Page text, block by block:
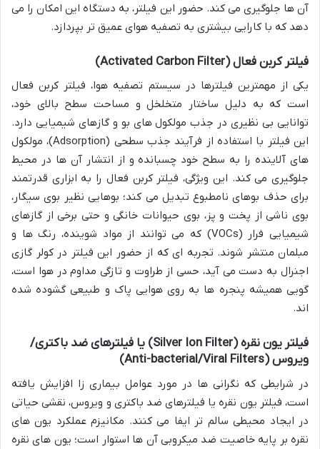
آن ها جلوگیری می کند. حضور این فیلتر، به دستگاه این امکان را می
دهد که با کارایی بیشتری به تصفیه هوای عمیق تر بپردازد.
فیلتر کربن فعال (Activated Carbon Filter)
یکی از مهمترین فیلترها در سیستم تصفیه هوا، فیلتر کربن فعال
است که به دلیل ساختار متخلخل و مساحت سطح بالای خود،
توانایی بی نظیری در جذب مولکول های بو و گازهای شیمیایی دارد.
این فیلتر با استفاده از فرآیند جذب سطحی (Adsorption)، مولکول
های آلاینده را به سطح خود چسبانده و از انتشار آن ها در محیط
جلوگیری می کند. این ویژگی، فیلتر کربن فعال را به ابزاری قدرتمند
برای حذف بوهای نامطبوع تبدیل می کند؛ بوهایی نظیر بوی سیگار،
بوی ناشی از پخت و پز، بوی حیوانات خانگی و حتی برخی از گازهای
شیمیایی فرار (VOCs) که می توانند از مواد شوینده، رنگ ها و
مبلمان منتشر شوند. تجربه ای که از حضور این فیلتر در کولر گازی
اجنرال به دست می آید، حسی از طراوت و تازگی مداوم در هوا است،
گویی همیشه پنجره ها به روی هوایی پاک و طبیعی گشوده شده
اند.
فیلتر یون نقره (Silver Ion Filter) یا فیلترهای ضد باکتری/
ویروس (Anti-bacterial/Viral Filters)
در شرایطی که نگرانی ها در مورد عوامل بیماری زا افزایش یافته
است، فیلتر یون نقره یا فیلترهای ضد باکتری و ویروس، نقشی حیاتی
در ایجاد محیطی سالم تر ایفا می کنند. مکانیزم عملکرد یون های
نقره بر پایه خاصیت ضد میکروبی آن ها استوار است؛ یون های نقره